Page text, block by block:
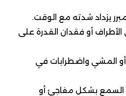
يزداد شدته مع الوقت.
أو فقدان القدرة على
المشي واضطرابات في
السمع بشكل مفاجئ أو